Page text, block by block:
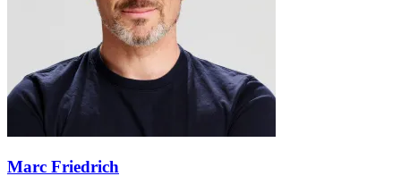
Marc Friedrich